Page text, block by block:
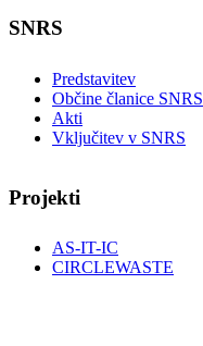
SNRS
Predstavitev
Občine članice SNRS
Akti
Vključitev v SNRS
Projekti
AS-IT-IC
CIRCLEWASTE